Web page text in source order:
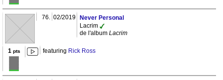
76. 02/2019
Never Personal
Lacrim
de l'album Lacrim
1 pts featuring Rick Ross